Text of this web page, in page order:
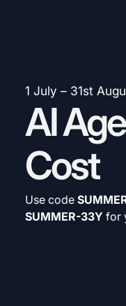
1 July – 31st
AI
Cost
Use code
SUMMER-33Y for